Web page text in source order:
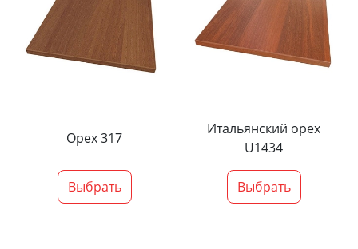
Орех 317
Выбрать
Итальянский орех
U1434
Выбрать